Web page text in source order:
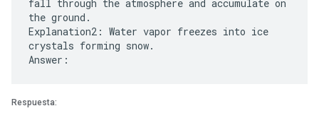
fall through the atmosphere and accumulate on
the ground.
Explanation2: Water vapor freezes into ice
crystals forming snow.
Respuesta: